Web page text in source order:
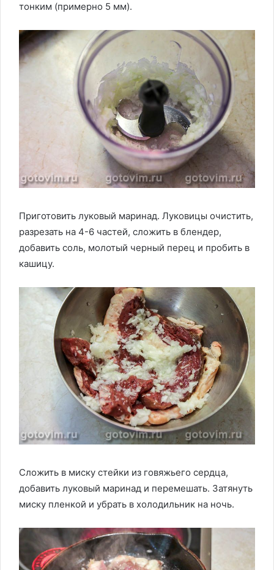
тонким (примерно 5 мм).
Приготовить луковый маринад. Луковицы очистить,
разрезать на 4-6 частей, сложить в блендер,
добавить соль, молотый черный перец и пробить в
кашицу.
Сложить в миску стейки из говяжьего сердца,
добавить луковый маринад и перемешать. Затянуть
миску пленкой и убрать в холодильник на ночь.